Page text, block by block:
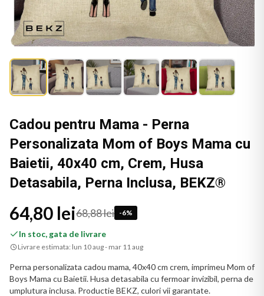
Cadou pentru Mama - Perna
Personalizata Mom of Boys Mama cu
Baietii, 40x40 cm, Crem, Husa
Detasabila, Perna Inclusa, BEKZ®
64,80 lei68,88 lei -6%
In stoc, gata de livrare
Livrare estimata: lun 10 aug - mar 11 aug
Perna personalizata cadou mama, 40x40 cm crem, imprimeu Mom of
Boys Mama cu Baietii. Husa detasabila cu fermoar invizibil, perna de
umplutura inclusa. Productie BEKZ, culori vii garantate.